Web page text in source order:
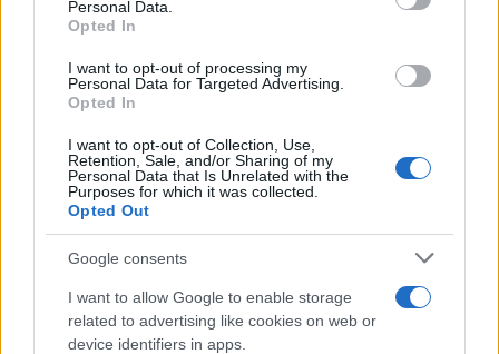
Personal Data.
Opted In
I want to opt-out of processing my
Personal Data for Targeted Advertising.
Opted In
I want to opt-out of Collection, Use,
Retention, Sale, and/or Sharing of my
Personal Data that Is Unrelated with the
Purposes for which it was collected.
Opted Out
Google consents
I want to allow Google to enable storage
related to advertising like cookies on web or
device identifiers in apps.
Το τέλος στελεχών του ΣΚΑΪ: Το χρονικό ενός
προαναγγελθέντος «θανάτου» με σφραγίδα Γιάννη
Αλαφούζου
07.08.2026